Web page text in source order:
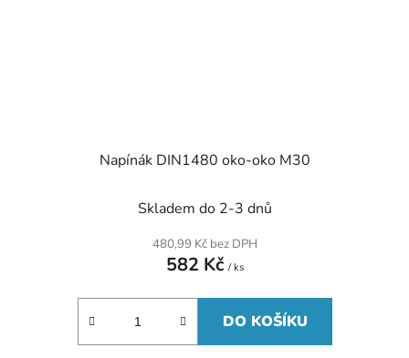
Napínák DIN1480 oko-oko M30
Skladem do 2-3 dnů
480,99 Kč bez DPH
582 Kč / ks
DO KOŠÍKU